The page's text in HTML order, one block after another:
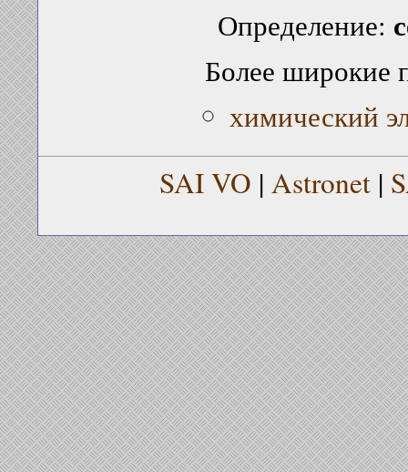
Определение:
Более широкие
химический
SAI VO | Astronet |